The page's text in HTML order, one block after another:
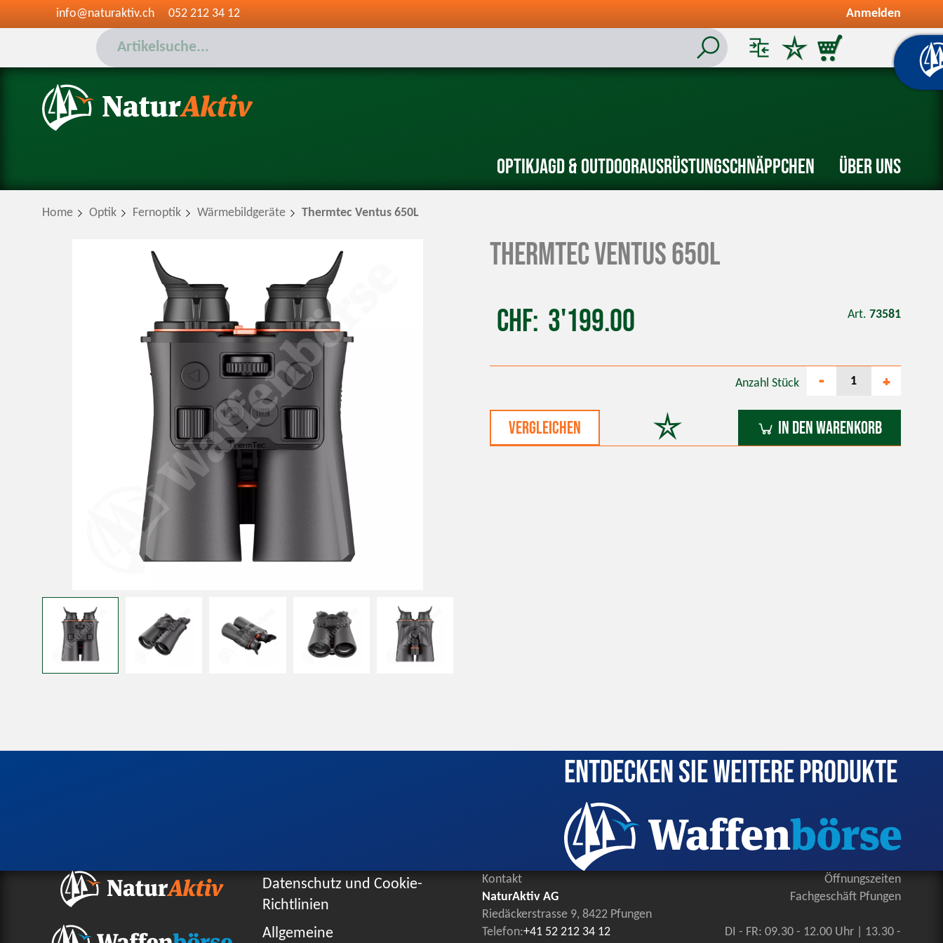
info@naturaktiv.ch 052 212 34 12 Anmelden
OptikJagd & OutdoorAusrüstungSchnäppchen Über uns
Home Optik Fernoptik Wärmebildgeräte Thermtec Ventus 650L
Thermtec Ventus 650L
CHF 3'199.00 Art. 73581
vergleichen
Anzahl Stück - +
In den Warenkorb
Entdecken Sie weitere Produkte
Datenschutz und Cookie-
Richtlinien
Allgemeine
Kontakt
NaturAktiv AG
Riedäckerstrasse 9, 8422 Pfungen
Telefon:+41 52 212 34 12
Öffnungszeiten
Fachgeschäft Pfungen
DI - FR: 09.30 - 12.00 Uhr | 13.30 -